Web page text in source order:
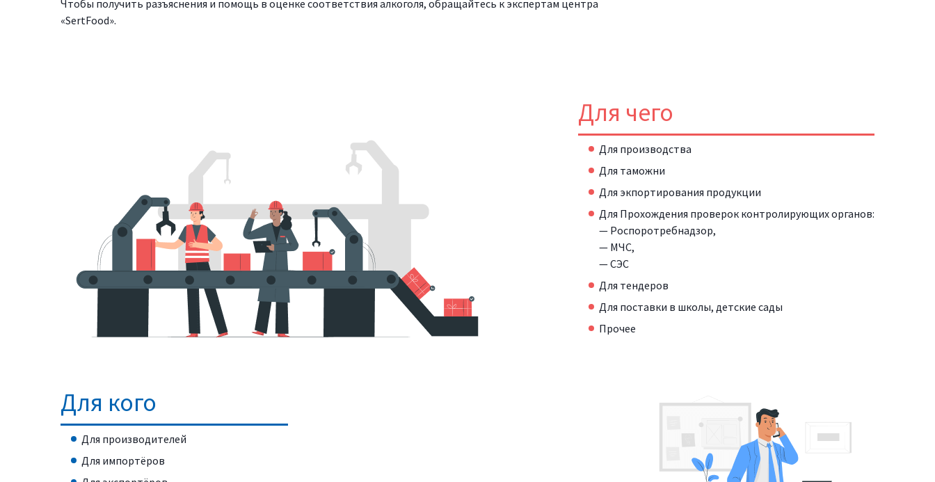
Чтобы получить разъяснения и помощь в оценке соответствия алкоголя, обращайтесь к экспертам центра
«SertFood».
Для чего
Для производства
Для таможни
Для экпортирования продукции
Для Прохождения проверок контролирующих органов:
— Роспоротребнадзор,
— МЧС,
— СЭС
Для тендеров
Для поставки в школы, детские сады
Прочее
Для кого
Для производителей
Для импортёров